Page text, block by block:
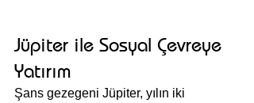
Jüpiter ile Sosyal Çevreye
Yatırım
Şans gezegeni Jüpiter, yılın iki